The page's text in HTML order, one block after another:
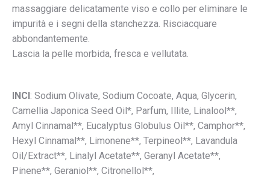
massaggiare delicatamente viso e collo per eliminare le
impurità e i segni della stanchezza. Risciacquare
abbondantemente.
Lascia la pelle morbida, fresca e vellutata.
INCI: Sodium Olivate, Sodium Cocoate, Aqua, Glycerin,
Camellia Japonica Seed Oil*, Parfum, Illite, Linalool**,
Amyl Cinnamal**, Eucalyptus Globulus Oil**, Camphor**,
Hexyl Cinnamal**, Limonene**, Terpineol**, Lavandula
Oil/Extract**, Linalyl Acetate**, Geranyl Acetate**,
Pinene**, Geraniol**, Citronellol**,